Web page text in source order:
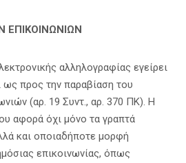
αλληλογραφίας εγείρει
ως προς την παραβίαση του
(αρ. 19 Συντ., αρ. 370 ΠΚ). Η
αφορά όχι μόνο τα γραπτά
και οποιαδήποτε μορφή
επικοινωνίας, όπως